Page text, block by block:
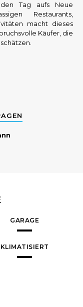
Tag aufs Neue
Restaurants,
macht dieses
Käufer, die
GARAGE
KLIMATISIERT